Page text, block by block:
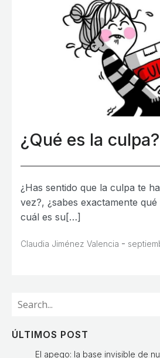
¿Qué es la culpa?
¿Has sentido que la culpa te
vez?, ¿sabes exactamente
cuál es su[…]
Claudia Jiménez Valencia -
ÚLTIMOS POST
El apego: la base invisible de